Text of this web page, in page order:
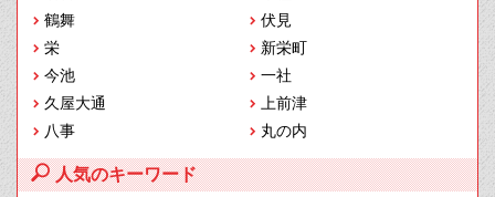
鶴舞
伏見
栄
新栄町
今池
一社
久屋大通
上前津
八事
丸の内
人気のキーワード